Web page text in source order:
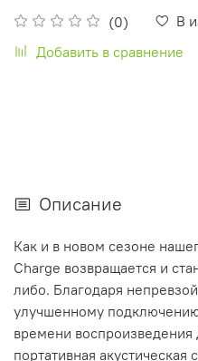
(0)
В
Добавить в сравнение
Описание
Как и в новом сезоне
Charge возвращается и
либо. Благодаря
улучшенному
времени воспроизведения
портативная